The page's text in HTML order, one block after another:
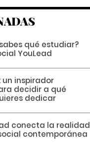
qué estudiar?
YouLead
un inspirador
decidir a qué
dedicar
conecta la realidad
contemporánea